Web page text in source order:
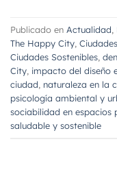
Publicado en Actualidad
The Happy City
Ciudades Sostenibles
City impacto del diseño
ciudad naturaleza en la
psicología ambiental y
sociabilidad en espacios
saludable y sostenible